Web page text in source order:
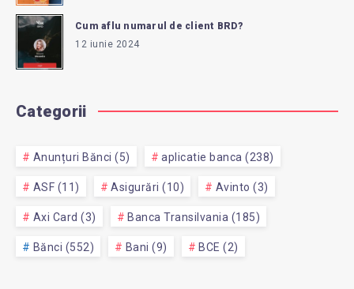
Cum aflu numarul de client BRD?
12 iunie 2024
Categorii
Anunțuri Bănci (5) aplicatie banca (238)
ASF (11) Asigurări (10) Avinto (3)
Axi Card (3) Banca Transilvania (185)
Bănci (552) Bani (9) BCE (2)